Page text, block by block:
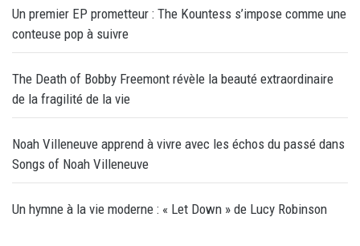
Un premier EP prometteur : The Kountess s’impose comme une
conteuse pop à suivre
The Death of Bobby Freemont révèle la beauté extraordinaire
de la fragilité de la vie
Noah Villeneuve apprend à vivre avec les échos du passé dans
Songs of Noah Villeneuve
Un hymne à la vie moderne : « Let Down » de Lucy Robinson